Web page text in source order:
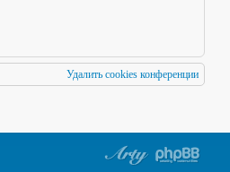
Удалить cookies конференции